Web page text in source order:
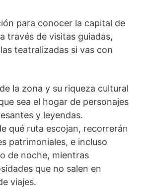
para conocer la capital de
través de visitas guiadas,
teatralizadas si vas con
la zona y su riqueza cultural
sea el hogar de personajes
y leyendas.
qué ruta escojan, recorrerán
patrimoniales, e incluso
de noche, mientras
que no salen en
viajes.